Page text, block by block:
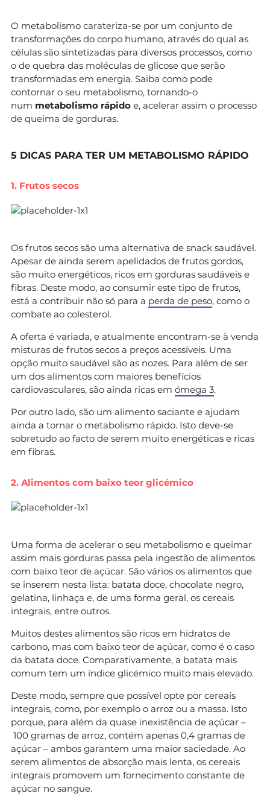
O metabolismo carateriza-se por um conjunto de
transformações do corpo humano, através do qual as
células são sintetizadas para diversos processos, como
o de quebra das moléculas de glicose que serão
transformadas em energia. Saiba como pode
contornar o seu metabolismo, tornando-o
num metabolismo rápido e, acelerar assim o processo
de queima de gorduras.
5 DICAS PARA TER UM METABOLISMO RÁPIDO
1. Frutos secos
Os frutos secos são uma alternativa de snack saudável.
Apesar de ainda serem apelidados de frutos gordos,
são muito energéticos, ricos em gorduras saudáveis e
fibras. Deste modo, ao consumir este tipo de frutos,
está a contribuir não só para a perda de peso, como o
combate ao colesterol.
A oferta é variada, e atualmente encontram-se à venda
misturas de frutos secos a preços acessíveis. Uma
opção muito saudável são as nozes. Para além de ser
um dos alimentos com maiores benefícios
cardiovasculares, são ainda ricas em ómega 3.
Por outro lado, são um alimento saciante e ajudam
ainda a tornar o metabolismo rápido. Isto deve-se
sobretudo ao facto de serem muito energéticas e ricas
em fibras.
2. Alimentos com baixo teor glicémico
Uma forma de acelerar o seu metabolismo e queimar
assim mais gorduras passa pela ingestão de alimentos
com baixo teor de açúcar. São vários os alimentos que
se inserem nesta lista: batata doce, chocolate negro,
gelatina, linhaça e, de uma forma geral, os cereais
integrais, entre outros.
Muitos destes alimentos são ricos em hidratos de
carbono, mas com baixo teor de açúcar, como é o caso
da batata doce. Comparativamente, a batata mais
comum tem um índice glicémico muito mais elevado.
Deste modo, sempre que possível opte por cereais
integrais, como, por exemplo o arroz ou a massa. Isto
porque, para além da quase inexistência de açúcar –
100 gramas de arroz, contém apenas 0,4 gramas de
açúcar – ambos garantem uma maior saciedade. Ao
serem alimentos de absorção mais lenta, os cereais
integrais promovem um fornecimento constante de
açúcar no sangue.